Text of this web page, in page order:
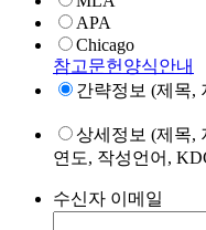
APA
Chicago
참고문헌양식안내
간략정보 (제목,
상세정보 (제목,
연도, 작성언어,
수신자 이메일